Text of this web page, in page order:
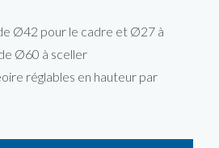
Ø42 pour le cadre et Ø27 à
Ø60 à sceller
réglables en hauteur par